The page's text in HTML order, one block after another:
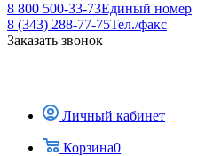
8 800 500-33-73Единый номер
8 (343) 288-77-75Тел./факс
Заказать звонок
Личный кабинет
Корзина0